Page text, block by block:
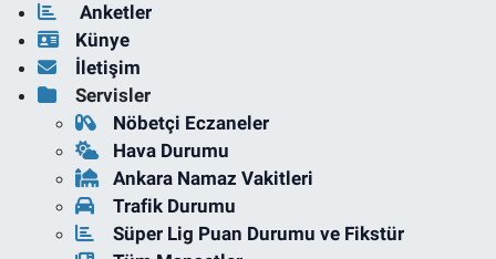
Anketler
Künye
İletişim
Servisler
Nöbetçi Eczaneler
Hava Durumu
Ankara Namaz Vakitleri
Trafik Durumu
Süper Lig Puan Durumu ve Fikstür